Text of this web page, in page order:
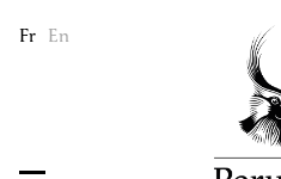
Fr En